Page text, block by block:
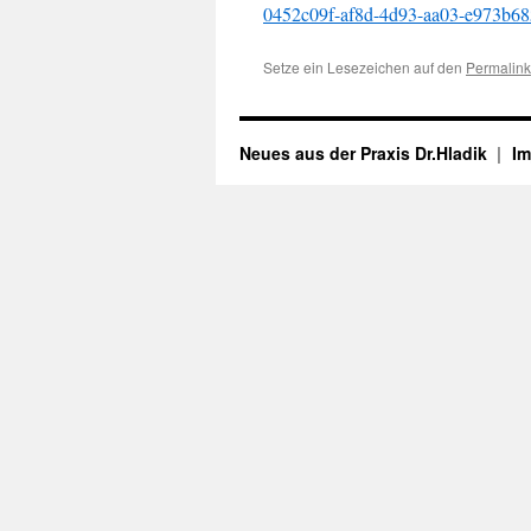
0452c09f-af8d-4d93-aa03-
Setze ein Lesezeichen auf den Permalink
Neues aus der Praxis Dr.Hladik